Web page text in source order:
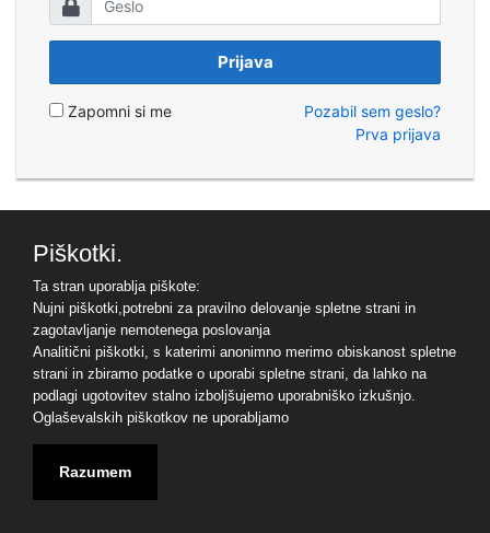
Prijava
Zapomni si me
Pozabil sem geslo?
Prva prijava
© 2023 - APMS d.d. -
Piškotki.
Ta stran uporablja piškote:
Nujni piškotki,potrebni za pravilno delovanje spletne strani in
zagotavljanje nemotenega poslovanja
Analitični piškotki, s katerimi anonimno merimo obiskanost spletne
strani in zbiramo podatke o uporabi spletne strani, da lahko na
podlagi ugotovitev stalno izboljšujemo uporabniško izkušnjo.
Oglaševalskih piškotkov ne uporabljamo
Razumem